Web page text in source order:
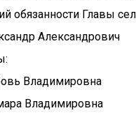
обязанности Главы
Александрович
Владимировна
Владимировна